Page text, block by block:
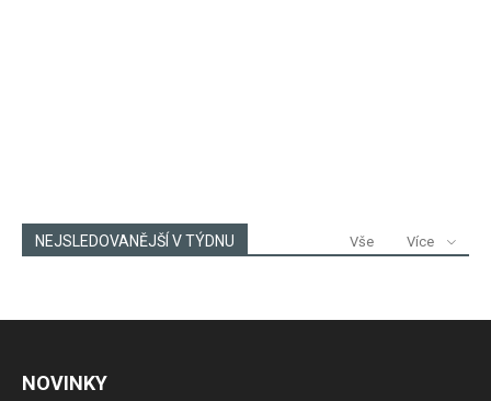
NEJSLEDOVANĚJŠÍ V TÝDNU Vše Více
NOVINKY